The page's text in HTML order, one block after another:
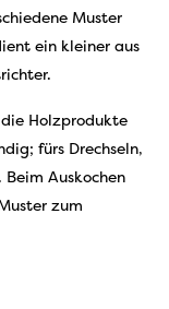
Muster
ein kleiner aus
Holzprodukte
fürs Drechseln,
Beim Auskochen
zum